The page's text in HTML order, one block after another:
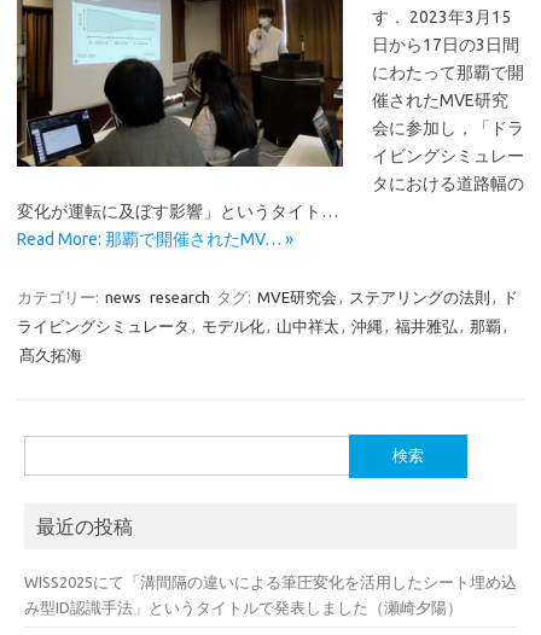
す． 2023年3月15
日から17日の3日間
にわたって那覇で開
催されたMVE研究
会に参加し，「ドラ
イビングシミュレー
タにおける道路幅の
変化が運転に及ぼす影響」というタイト…
Read More: 那覇で開催されたMV… »
カテゴリー: news research タグ: MVE研究会 , ステアリングの法則 ,
ド
ライビングシミュレータ , モデル化, 山中祥太, 沖縄 , 福井雅弘 , 那覇 ,
髙久拓海
索:
最近の投稿
WISS2025にて「溝間隔の違いによる筆圧変化を活用したシート埋め込
み型ID認識手法」というタイトルで発表しました（瀬崎夕陽）